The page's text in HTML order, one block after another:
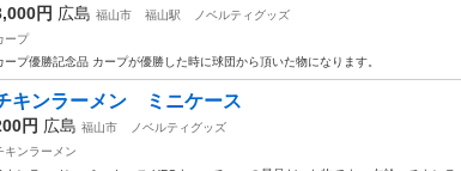
円 広島 福山市 福山駅
ノベルティグッズ
ープ
ープ優勝記念品 カープが優勝した時に球団から頂いた物になります。
キンラーメン ミニケース
円 広島 福山市
ノベルティグッズ
キンラーメン